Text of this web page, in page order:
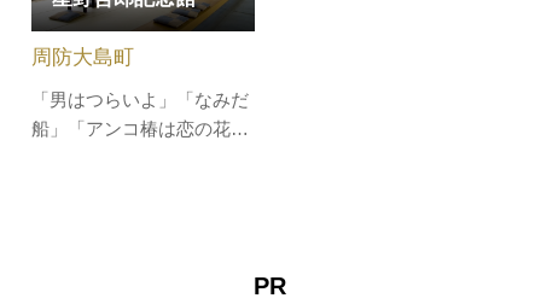
しています。【学芸員によ
るギャラリー・トーク】当
館収蔵の浮世…
「男はつらいよ」「なみだ
船」「アンコ椿は恋の花」
周防大島町
PR